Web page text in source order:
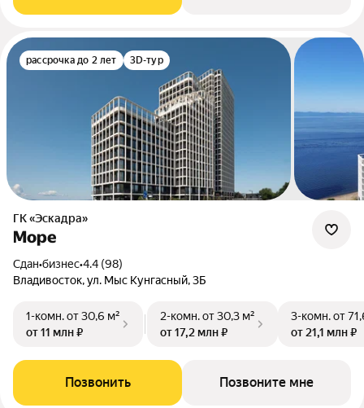
рассрочка до 2 лет 3D-тур
ГК «Эскадра»
Море
Сдан•бизнес•4.4 (98)
Владивосток, ул. Мыс Кунгасный, 3Б
1-комн.от 30,6 м²
от 11 млн ₽
2-комн.от 30,3 м²
от 17,2 млн ₽
3-комн.от
от 21,1 млн ₽
Позвонить Позвоните мне